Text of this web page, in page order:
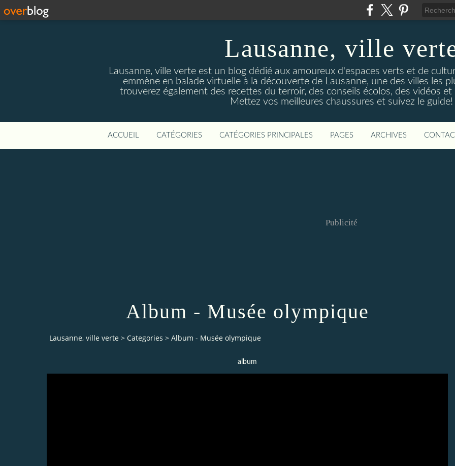
Lausanne, ville
Lausanne, ville verte est un blog dédié aux amoureux d'espaces verts et de
emmène en balade virtuelle à la découverte de Lausanne, une des villes les
trouverez également des recettes du terroir, des conseils écolos, des vidéos
Mettez vos meilleures chaussures et suivez le guide!
ACCUEIL CATÉGORIES CATÉGORIES PRINCIPALES PAGES ARCHIVES
Publicité
Album - Musée olympique
Lausanne, ville verte > Categories > Album - Musée olympique
album